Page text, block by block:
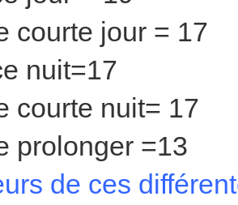
courte jour = 17
nuit=17
courte nuit= 17
prolonger =13
de ces